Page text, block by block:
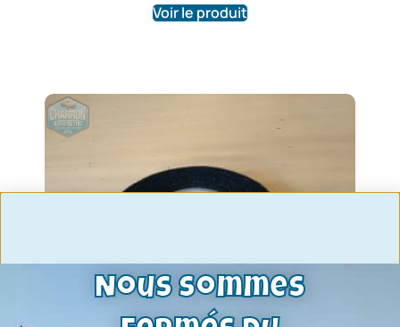
Voir le produit
Nous sommes